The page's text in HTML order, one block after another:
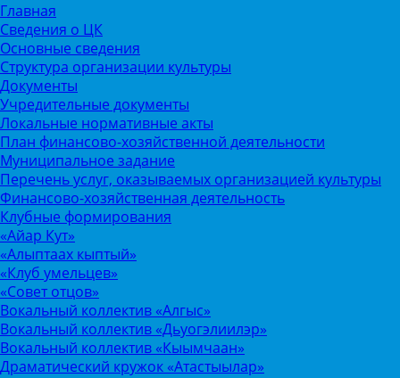
Главная
Сведения о ЦК
Основные сведения
Структура организации культуры
Документы
Учредительные документы
Локальные нормативные акты
План финансово-хозяйственной деятельности
Муниципальное задание
Перечень услуг, оказываемых организацией культуры
Финансово-хозяйственная деятельность
Клубные формирования
«Айар Кут»
«Алыптаах кыптый»
«Клуб умельцев»
«Совет отцов»
Вокальный коллектив «Алгыс»
Вокальный коллектив «Дьуогэлиилэр»
Вокальный коллектив «Кыымчаан»
Драматический кружок «Атастыылар»